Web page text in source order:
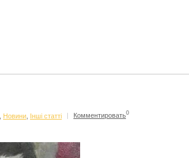
Новини Інші статті Комментировать0